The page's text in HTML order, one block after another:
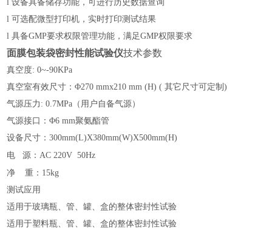
l设备具备储存功能，可进行历史数据查询
l可选配微型打印机，实时打印测试结果
l具备GMP要求权限管理功能，满足GMP权限要求
面膜包装袋密封性能试验仪技术参数
真空度: 0~-90KPa
真空室有效尺寸：Φ270 mmx210 mm (H) ( 其它尺寸可定制)
气源压力: 0.7MPa（用户自备气源）
气源接口：Φ6 mm聚氨酯管
设备尺寸：300mm(L)X380mm(W)X500mm(H)
电
源：AC 220V 50Hz
净
重：15kg
测试应用
适用于玻璃瓶、管、罐、盒的整体密封性试验
适用于塑料瓶、管、罐、盒的整体密封性试验